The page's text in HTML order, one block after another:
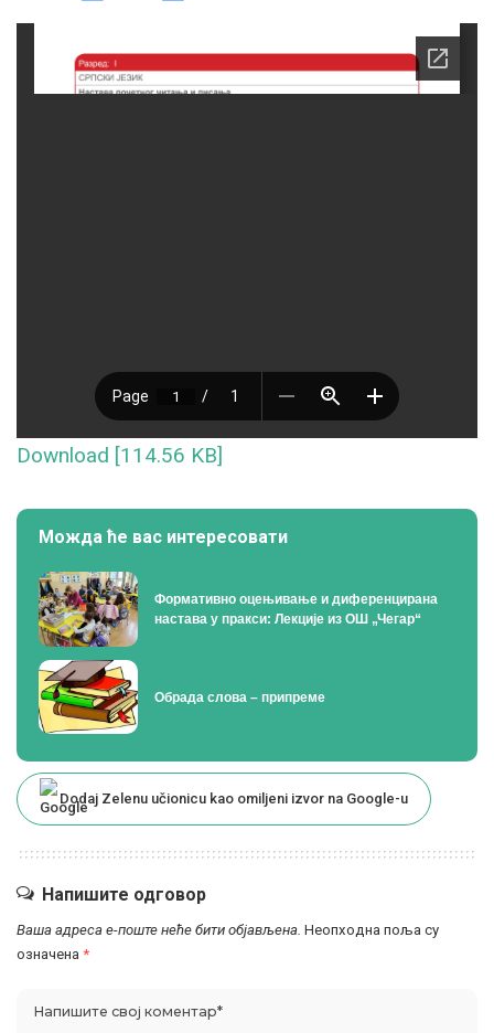
Download [114.56 KB]
Можда ће вас интересовати
Формативно оцењивање и диференцирана
настава у пракси: Лекције из ОШ „Чегар“
Oбрада слова – припреме
Dodaj Zelenu učionicu kao omiljeni izvor na Google-u
Напишите одговор
Ваша адреса е-поште неће бити објављена. Неопходна поља су
означена *